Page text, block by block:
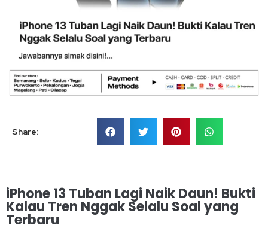
Share:
iPhone 13 Tuban Lagi Naik Daun! Bukti
Kalau Tren Nggak Selalu Soal yang
Terbaru